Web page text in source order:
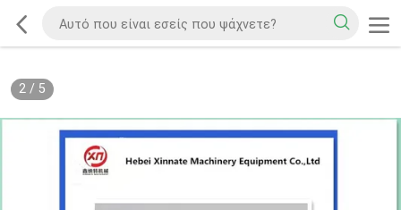
2/ 5